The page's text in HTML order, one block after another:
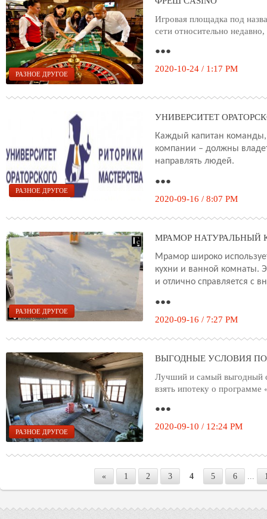
РАЗНОЕ ДРУГОЕ
Игровая площадка под
сети относительно
●●●
2020-10-24 / 1:17 PM
РАЗНОЕ ДРУГОЕ
УНИВЕРСИТЕТ
Каждый капитан команды,
компании – должны
направлять людей.
●●●
2020-09-16 / 8:07 PM
РАЗНОЕ ДРУГОЕ
МРАМОР НАТУРАЛЬНЫЙ
Мрамор широко
кухни и ванной комнаты.
и отлично справляется с
●●●
2020-09-16 / 7:27 PM
РАЗНОЕ ДРУГОЕ
ВЫГОДНЫЕ УСЛОВИЯ
Лучший и самый выгодный
взять ипотеку о программе
●●●
2020-09-10 / 12:24 PM
« 1 2 3 4 5 6 ...